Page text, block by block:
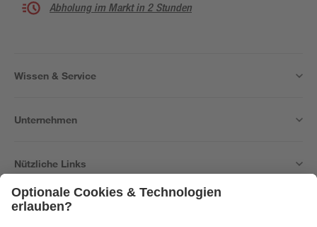
Abholung im Markt in 2 Stunden
Wissen & Service
Unternehmen
Nützliche Links